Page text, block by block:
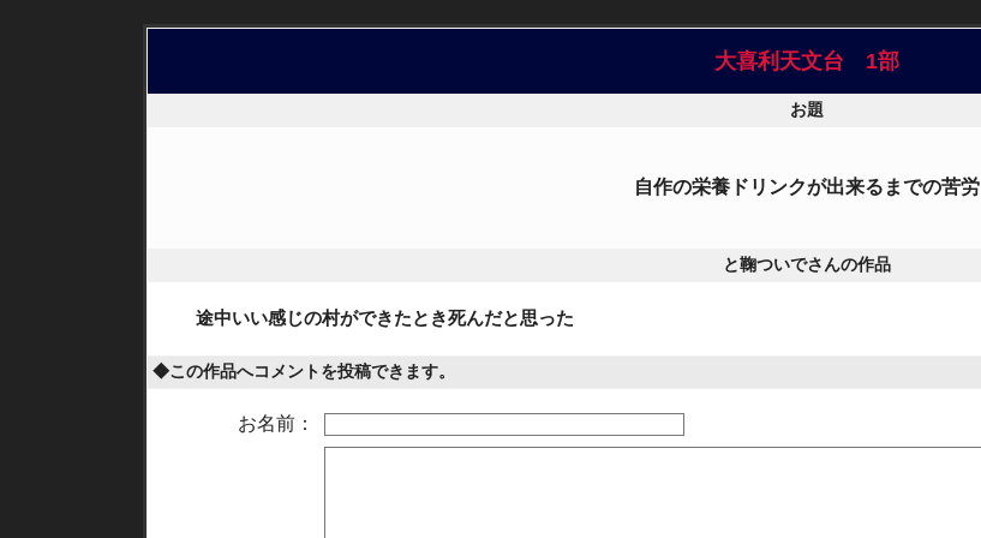
大喜利天文台 1部
お題
自作の栄養ドリンクが出来るまでの苦労
と鞠ついでさんの作品
途中いい感じの村ができたとき死んだと思った
◆この作品へコメントを投稿できます。
お名前：